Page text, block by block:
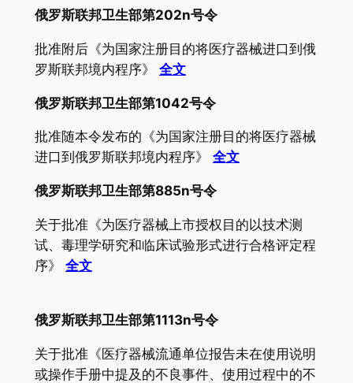
俄罗斯联邦卫生部第202n号令
批准附后《为国家注册目的将医疗器械进口到俄
罗斯联邦境内程序》 全文
俄罗斯联邦卫生部第1042号令
批准随本令发布的《为国家注册目的将医疗器械
进口到俄罗斯联邦境内程序》 全文
俄罗斯联邦卫生部第885n号令
关于批准《为医疗器械上市授权目的以技术测
试、毒理学研究和临床试验形式进行合格评定程
序》 全文
俄罗斯联邦卫生部第1113n号令
关于批准《医疗器械流通单位报告未在使用说明
或操作手册中提及的不良事件、使用过程中的不